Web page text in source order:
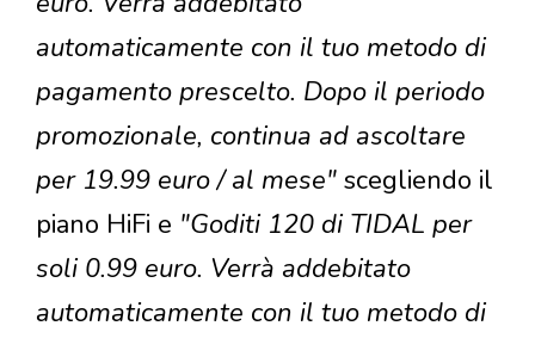
automaticamente con il tuo metodo di
pagamento prescelto. Dopo il periodo
promozionale, continua ad ascoltare
per 19.99 euro / al mese" scegliendo il
piano HiFi e "Goditi 120 di TIDAL per
soli 0.99 euro. Verrà addebitato
automaticamente con il tuo metodo di